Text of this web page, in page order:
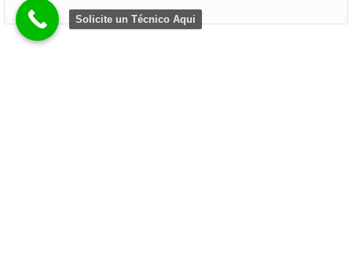
Solicite un Técnico Aqui